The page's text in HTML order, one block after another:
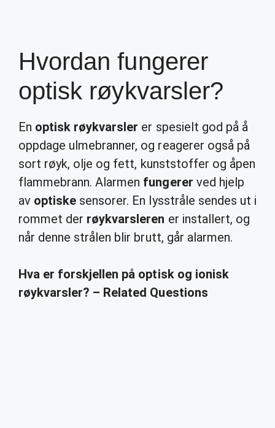
Hvordan fungerer
optisk røykvarsler?
En optisk røykvarsler er spesielt god på å
oppdage ulmebranner, og reagerer også på
sort røyk, olje og fett, kunststoffer og åpen
flammebrann. Alarmen fungerer ved hjelp
av optiske sensorer. En lysstråle sendes ut i
rommet der røykvarsleren er installert, og
når denne strålen blir brutt, går alarmen.
Hva er forskjellen på optisk og ionisk
røykvarsler? – Related Questions